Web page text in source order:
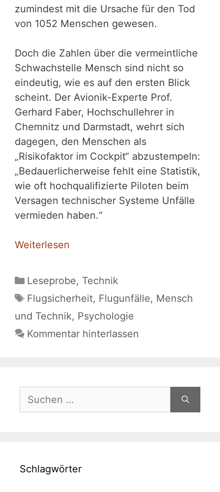
zumindest mit die Ursache für den Tod
von 1052 Menschen gewesen.
Doch die Zahlen über die vermeintliche
Schwachstelle Mensch sind nicht so
eindeutig, wie es auf den ersten Blick
scheint. Der Avionik-Experte Prof.
Gerhard Faber, Hochschullehrer in
Chemnitz und Darmstadt, wehrt sich
dagegen, den Menschen als
„Risikofaktor im Cockpit“ abzustempeln:
„Bedauerlicherweise fehlt eine Statistik,
wie oft hochqualifizierte Piloten beim
Versagen technischer Systeme Unfälle
vermieden haben.“
Weiterlesen
Kategorien
Leseprobe, Technik
Schlagwörter
Flugsicherheit, Flugunfälle, Mensch
und Technik, Psychologie
Kommentar hinterlassen
nach:
Schlagwörter